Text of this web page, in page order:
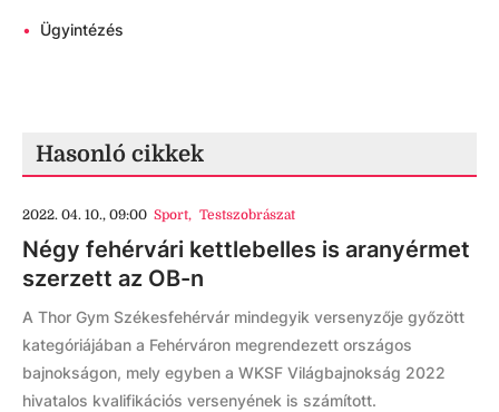
• Ügyintézés
Hasonló cikkek
2022. 04. 10., 09:00 Sport, Testszobrászat
Négy fehérvári kettlebelles is aranyérmet
szerzett az OB-n
A Thor Gym Székesfehérvár mindegyik versenyzője győzött
kategóriájában a Fehérváron megrendezett országos
bajnokságon, mely egyben a WKSF Világbajnokság 2022
hivatalos kvalifikációs versenyének is számított.